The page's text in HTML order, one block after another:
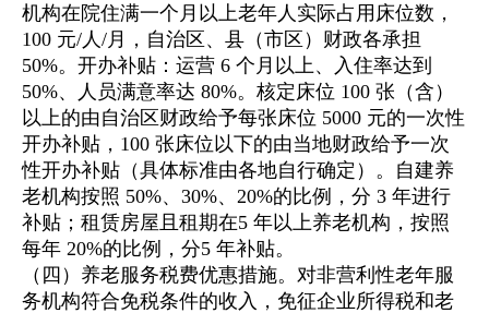
机构在院住满一个月以上老年人实际占用床位数，
100 元/人/月，自治区、县（市区）财政各承担
50%。开办补贴：运营 6 个月以上、入住率达到
50%、人员满意率达 80%。核定床位 100 张（含）
以上的由自治区财政给予每张床位 5000 元的一次性
开办补贴，100 张床位以下的由当地财政给予一次
性开办补贴（具体标准由各地自行确定）。自建养
老机构按照 50%、30%、20%的比例，分 3 年进行
补贴；租赁房屋且租期在5 年以上养老机构，按照
每年 20%的比例，分5 年补贴。
（四）养老服务税费优惠措施。对非营利性老年服
务机构符合免税条件的收入，免征企业所得税和老